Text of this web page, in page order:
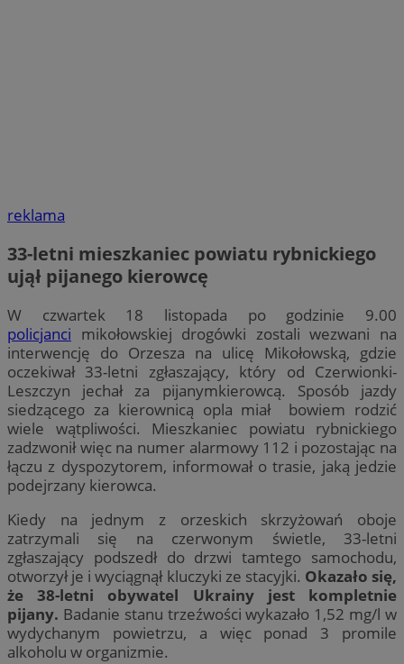
reklama
33-letni mieszkaniec powiatu rybnickiego
ujął pijanego kierowcę
W czwartek 18 listopada po godzinie 9.00
policjanci mikołowskiej drogówki zostali wezwani na
interwencję do Orzesza na ulicę Mikołowską, gdzie
oczekiwał 33-letni zgłaszający, który od Czerwionki-
Leszczyn jechał za pijanymkierowcą. Sposób jazdy
siedzącego za kierownicą opla miał bowiem rodzić
wiele wątpliwości. Mieszkaniec powiatu rybnickiego
zadzwonił więc na numer alarmowy 112 i pozostając na
łączu z dyspozytorem, informował o trasie, jaką jedzie
podejrzany kierowca.
Kiedy na jednym z orzeskich skrzyżowań oboje
zatrzymali się na czerwonym świetle, 33-letni
zgłaszający podszedł do drzwi tamtego samochodu,
otworzył je i wyciągnął kluczyki ze stacyjki. Okazało się,
że 38-letni obywatel Ukrainy jest kompletnie
pijany. Badanie stanu trzeźwości wykazało 1,52 mg/l w
wydychanym powietrzu, a więc ponad 3 promile
alkoholu w organizmie.